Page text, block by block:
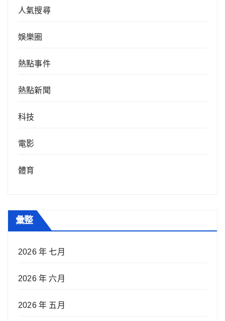
人氣搜尋
娛樂圈
熱點事件
熱點新聞
科技
電影
體育
彙整
2026 年 七月
2026 年 六月
2026 年 五月